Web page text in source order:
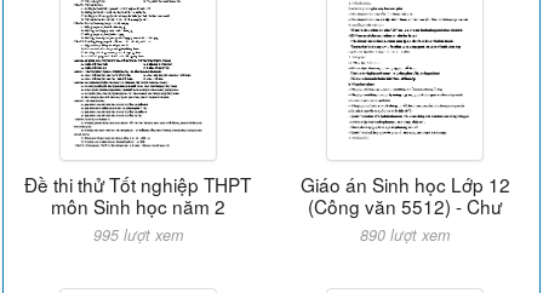
Đề thi thử Tốt nghiệp THPT
môn Sinh học năm 2
995 lượt xem
Giáo án Sinh học Lớp 12
(Công văn 5512) - Chư
890 lượt xem